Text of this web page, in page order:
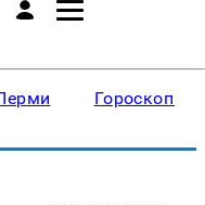
Гороскопы